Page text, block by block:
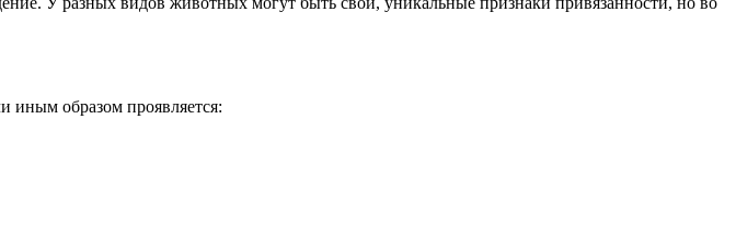
иным образом проявляется: